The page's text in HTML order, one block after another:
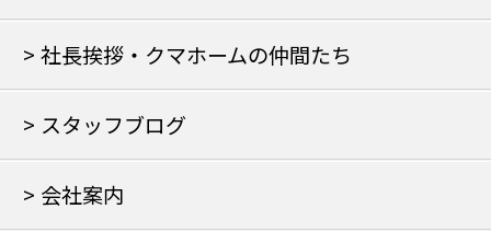
社長挨拶・クマホームの仲間たち
スタッフブログ
会社案内